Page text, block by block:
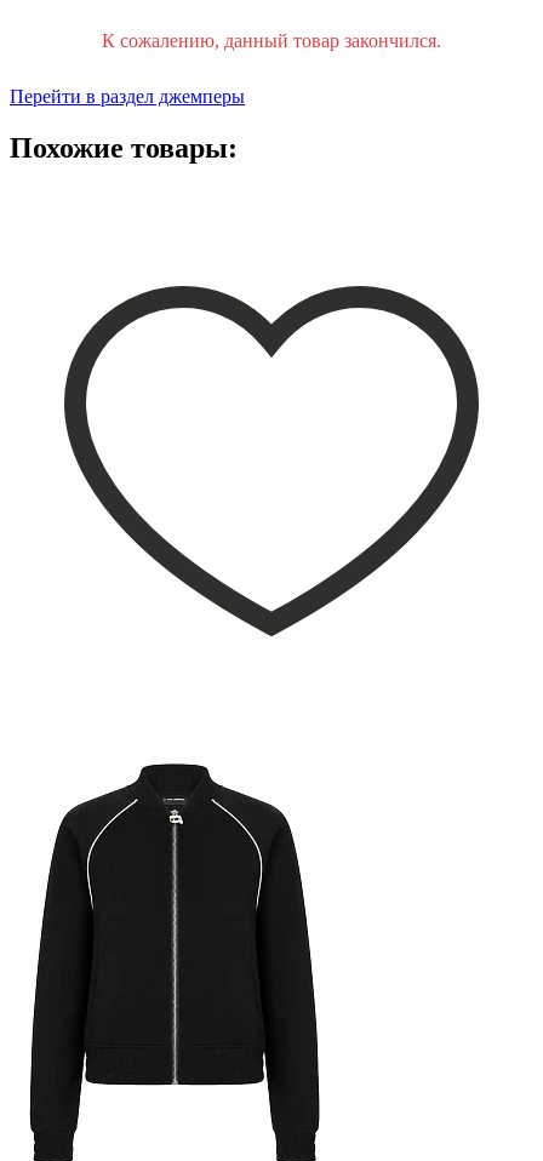
К сожалению, данный товар закончился.
Перейти в раздел джемперы
Похожие товары: